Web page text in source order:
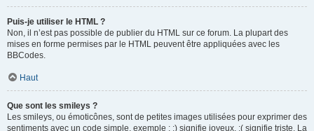
Puis-je utiliser le HTML ?
Non, il n’est pas possible de publier du HTML sur ce forum. La plupart des
mises en forme permises par le HTML peuvent être appliquées avec les
BBCodes.
Haut
Que sont les smileys ?
Les smileys, ou émoticônes, sont de petites images utilisées pour exprimer des
sentiments avec un code simple, exemple : :) signifie joyeux, :( signifie triste. La